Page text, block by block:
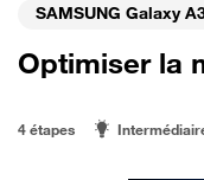
SAMSUNG Galaxy
Optimiser la
4 étapes